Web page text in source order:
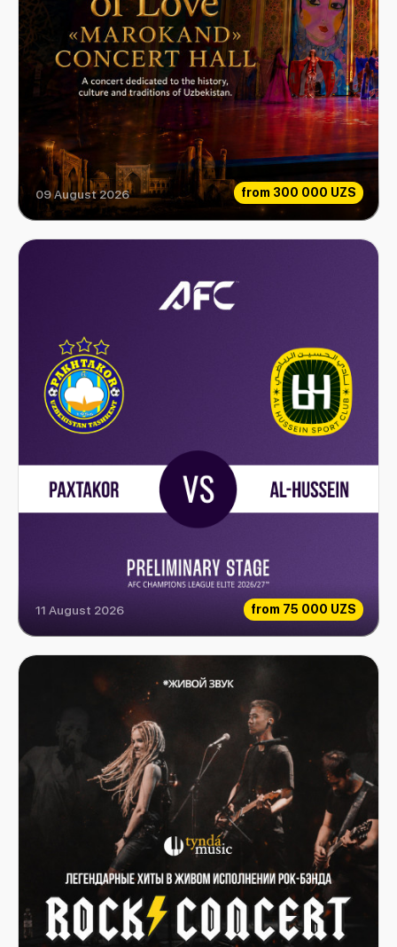
from 300 000 UZS
Love Legend
09 August 2026
from 75 000 UZS
Paxtakor vs Al-Hussein
11 August 2026